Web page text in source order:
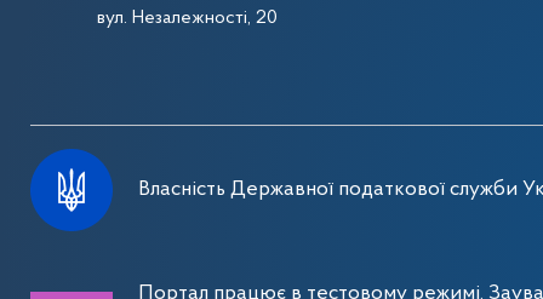
вул. Незалежності, 20
Власність Державної податкової служби
Портал працює в тестовому режимі.